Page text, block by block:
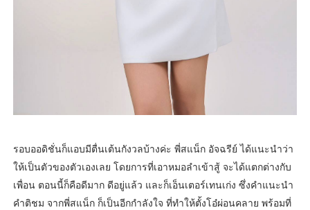
รอบออดิชั่นก็แอบมีตื่นเต้นกังวลบ้างค่ะ พี่สแน็ก อัจฉรีย์ ได้แนะนำว่า
ให้เป็นตัวของตัวเองเลย โดยการที่เอาหมอลำเข้าสู้ จะได้แตกต่างกับ
เพื่อน ตอนนี้ก็คือดีมาก ดีอยู่แล้ว และก็เอ็นเตอร์เทนเก่ง ซึ่งคำแนะนำ
คำติชม จากพี่สแน็ก ก็เป็นอีกกำลังใจ ที่ทำให้ตั้งโอ๋ผ่อนคลาย พร้อมที่